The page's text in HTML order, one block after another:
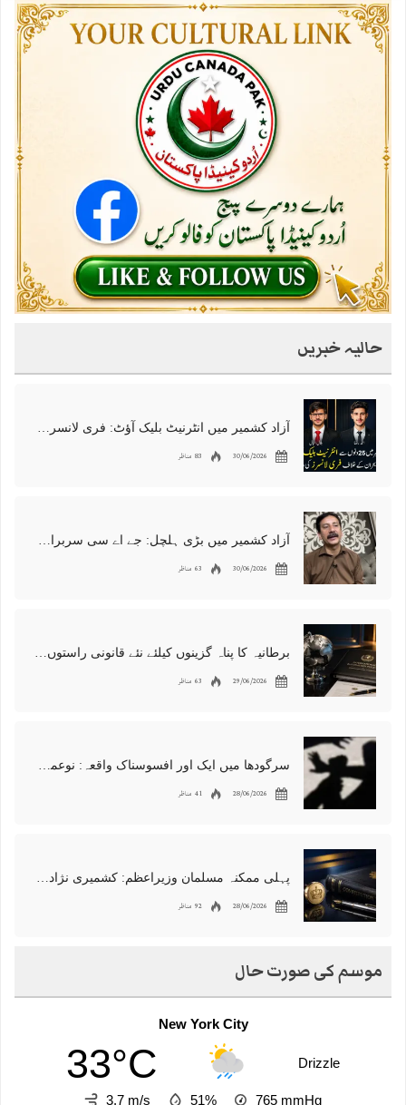
حالیہ خبریں
آزاد کشمیر میں انٹرنیٹ بلیک آؤٹ: فری لانسرز کا معاشی قتل، احتجاج شروع
30/06/2026 83 مناظر
آزاد کشمیر میں بڑی ہلچل: جے اے سی سربراہ شوکت نواز میر کی گرفتاری، دھرنا جاری
30/06/2026 63 مناظر
برطانیہ کا پناہ گزینوں کیلئے نئے قانونی راستوں اور اسپانسر شپ نظام کا اعلان
29/06/2026 63 مناظر
سرگودھا میں ایک اور افسوسناک واقعہ: نوعمر لڑکے سے مبینہ زیادتی، مقدمہ درج
28/06/2026 41 مناظر
پہلی ممکنہ مسلمان وزیراعظم: کشمیری نژاد شبانہ محمود برطانیہ میں مقبول
28/06/2026 92 مناظر
موسم کی صورت حال
New York City
33°C Drizzle
3.7 m/s 51% 765 mmHg